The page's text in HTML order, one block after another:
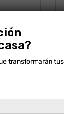
transformarán tus